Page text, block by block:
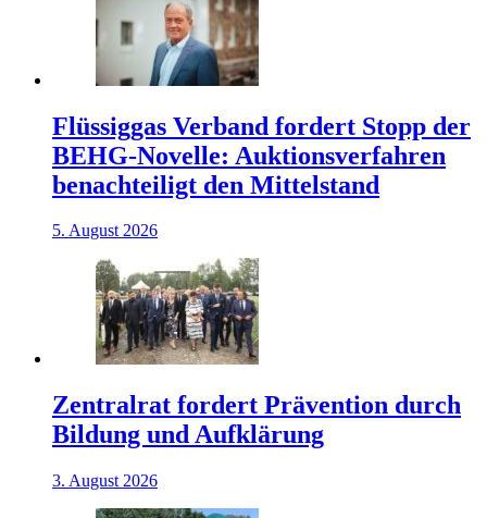
Flüssiggas Verband fordert Stopp der
BEHG-Novelle: Auktionsverfahren
benachteiligt den Mittelstand
5. August 2026
Zentralrat fordert Prävention durch
Bildung und Aufklärung
3. August 2026